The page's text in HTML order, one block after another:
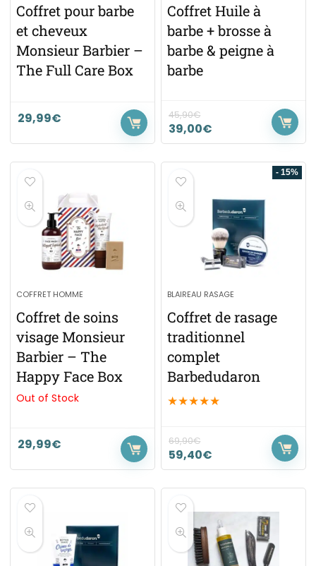
Coffret pour barbe
et cheveux
Monsieur Barbier –
The Full Care Box
29,99€
Coffret Huile à
barbe + brosse à
barbe & peigne à
barbe
45,90€
39,00€
COFFRET HOMME
Coffret de soins
visage Monsieur
Barbier – The
Happy Face Box
Out of Stock
29,99€
- 15%
BLAIREAU RASAGE
Coffret de rasage
traditionnel
complet
Barbedudaron
★★★★★
69,90€
59,40€